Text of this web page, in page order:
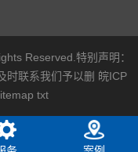
Reserved.特别声明：
时联系我们予以删 皖ICP
txt